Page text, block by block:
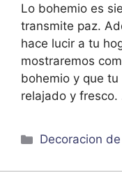
Lo bohemio es
transmite paz.
hace lucir a tu
mostraremos
bohemio y que
relajado y fresco.
Categorías
Decoracion